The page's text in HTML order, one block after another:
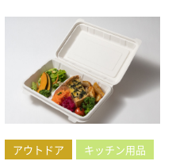
アウトドア
キッチン用品